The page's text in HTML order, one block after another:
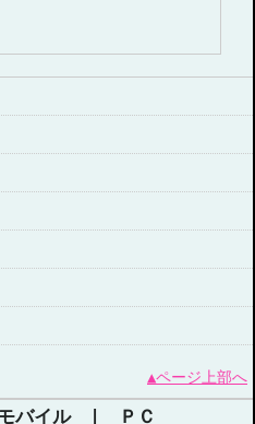
▲ページ上部へ
モバイル | ＰＣ